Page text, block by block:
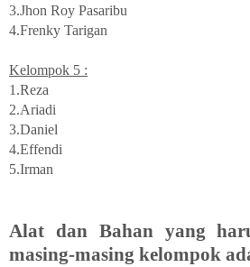
3.Jhon Roy Pasaribu
4.Frenky Tarigan
Kelompok 5 :
1.Reza
2.Ariadi
3.Daniel
4.Effendi
5.Irman
Alat dan Bahan yang
masing-masing kelompok